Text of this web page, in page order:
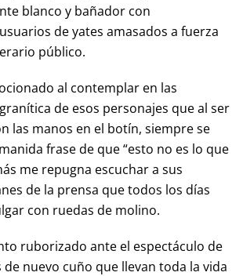
blanco y bañador con
de yates amasados a fuerza
público.
al contemplar en las
de esos personajes que al ser
las manos en el botín, siempre se
frase de que “esto no es lo que
me repugna escuchar a sus
de la prensa que todos los días
con ruedas de molino.
ruborizado ante el espectáculo de
nuevo cuño que llevan toda la vida